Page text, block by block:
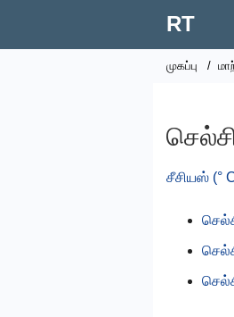
RT
முகப்பு /
சீசியஸ் (°